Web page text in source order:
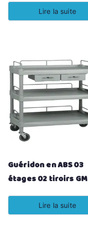
Lire la suite
Guéridon en ABS 03
étages 02 tiroirs GM
Lire la suite